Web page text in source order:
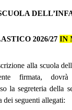
2026/27 IN
alla scuola
firmata, dovrà
la segreteria della
dei seguenti allegati: